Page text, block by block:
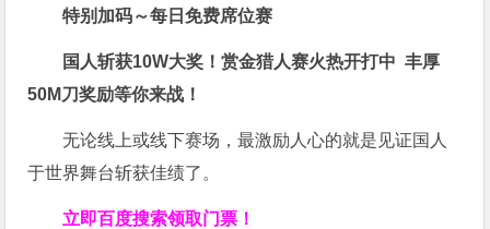
特别加码～每日免费席位赛
国人斩获10W大奖！赏金猎人赛火热开打中 丰厚
50M刀奖励等你来战！
无论线上或线下赛场，最激励人心的就是见证国人
于世界舞台斩获佳绩了。
立即百度搜索领取门票！